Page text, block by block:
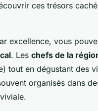
ces trésors
excellence, vous
. Les chefs de la
tout en dégustant des
organisés dans